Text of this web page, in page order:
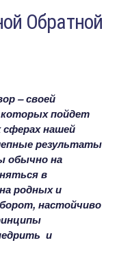
Обратной
– своей
пойдет
нашей
результаты
обычно на
в
родных и
настойчиво
и